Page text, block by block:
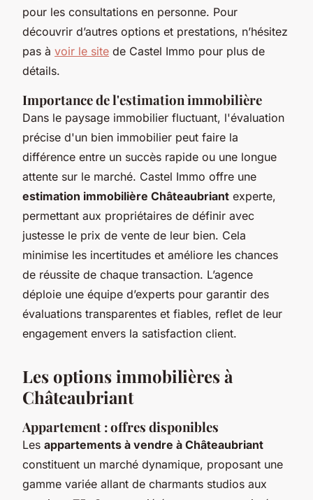
pour les consultations en personne. Pour
découvrir d’autres options et prestations, n’hésitez
pas à voir le site de Castel Immo pour plus de
détails.
Importance de l'estimation immobilière
Dans le paysage immobilier fluctuant, l'évaluation
précise d'un bien immobilier peut faire la
différence entre un succès rapide ou une longue
attente sur le marché. Castel Immo offre une
estimation immobilière Châteaubriant experte,
permettant aux propriétaires de définir avec
justesse le prix de vente de leur bien. Cela
minimise les incertitudes et améliore les chances
de réussite de chaque transaction. L’agence
déploie une équipe d’experts pour garantir des
évaluations transparentes et fiables, reflet de leur
engagement envers la satisfaction client.
Les options immobilières à
Châteaubriant
Appartement : offres disponibles
Les appartements à vendre à Châteaubriant
constituent un marché dynamique, proposant une
gamme variée allant de charmants studios aux